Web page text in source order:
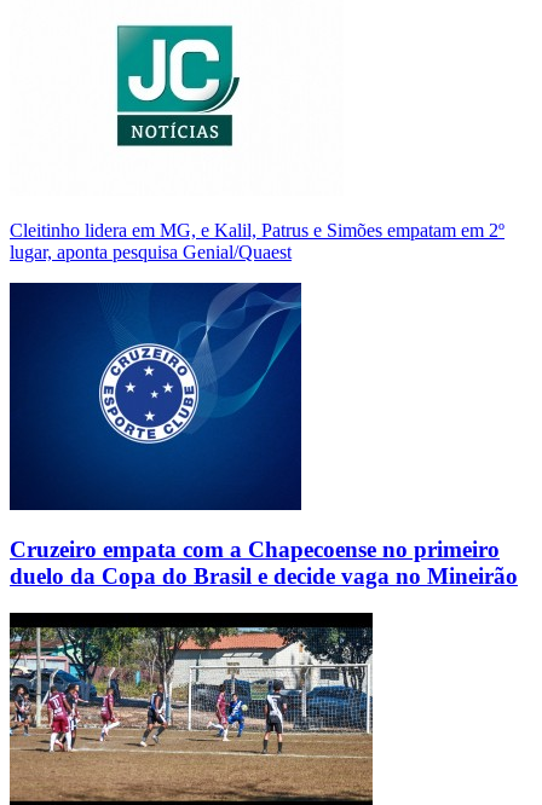
Cleitinho lidera em MG, e Kalil, Patrus e Simões empatam em 2º
lugar, aponta pesquisa Genial/Quaest
Cruzeiro empata com a Chapecoense no primeiro
duelo da Copa do Brasil e decide vaga no Mineirão